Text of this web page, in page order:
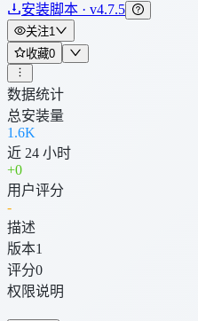
安装脚本 · v4.7.5
关注1
收藏0
数据统计
总安装量
1.6K
近 24 小时
+0
用户评分
-
描述
版本1
评分0
权限说明